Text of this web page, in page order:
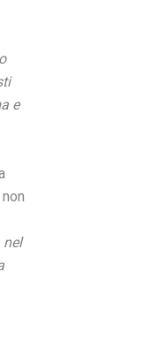
e
nel